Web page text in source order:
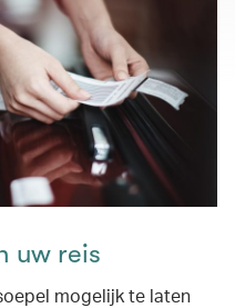
uw reis
mogelijk te laten